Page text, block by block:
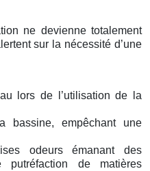
ne devienne totalement
sur la nécessité d’une
lors de l’utilisation de la
bassine, empêchant une
odeurs émanant des
putréfaction de matières